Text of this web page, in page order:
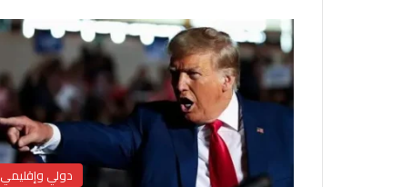
دولي وإقليمي